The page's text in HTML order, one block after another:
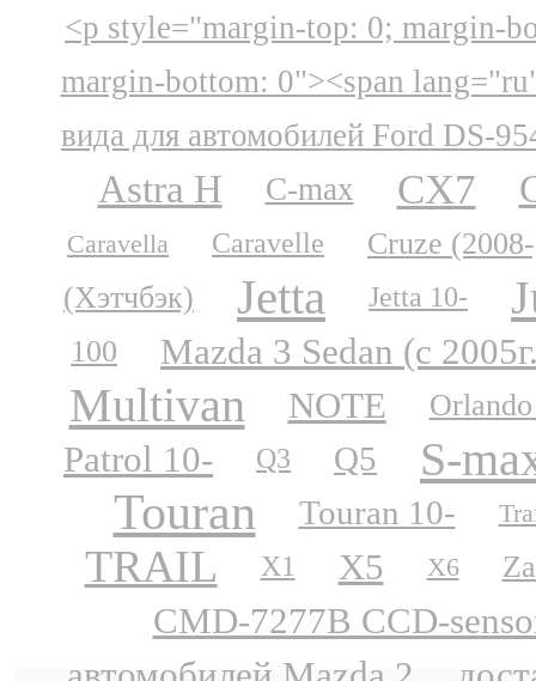
<p style="margin-top: 0; margin-
margin-bottom: 0"><span
вида для автомобилей Ford DS-
Astra H C-max CX7
Caravella Caravelle
Cruze
(Хэтчбэк)
Jetta Jetta 10-
100 Mazda 3 Sedan (с
Multivan NOTE
Patrol 10- Q3 Q5 S-
Touran Touran 10-
TRAIL X1 X5 X6
CMD-7277B CCD-